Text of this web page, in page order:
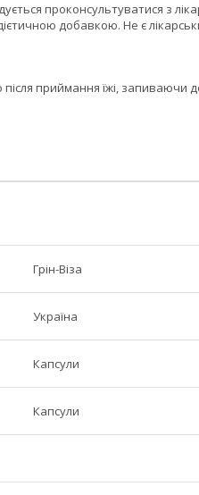
проконсультуватися з
добавкою. Не є
приймання їжі, запиваючи
Грін-Віза
Україна
Капсули
Капсули